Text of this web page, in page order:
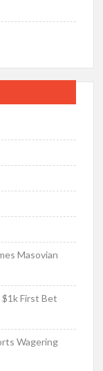
Masovian
First Bet
Wagering